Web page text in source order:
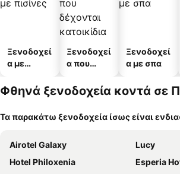
Ξενοδοχεί
α με
Ξενοδοχεί
α που
κατοικίδι
α
Ξενοδοχεί
α με σπα
Φθηνά ξενοδοχεία κοντά σε
Τα παρακάτω ξενοδοχεία ίσως είναι
Airotel Galaxy
Lucy
Hotel Philoxenia
Esperia